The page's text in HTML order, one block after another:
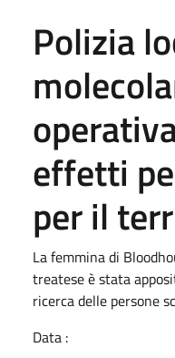
Polizia
effetti
per il
La femmina di
treatese è stata
ricerca delle persone
Data :